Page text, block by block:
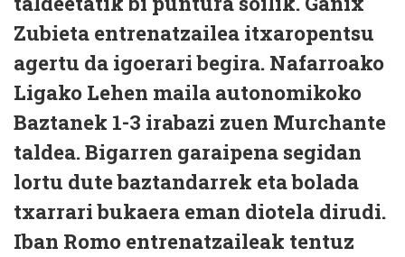
Zubieta entrenatzailea itxaropentsu
agertu da igoerari begira. Nafarroako
Ligako Lehen maila autonomikoko
Baztanek 1-3 irabazi zuen Murchante
taldea. Bigarren garaipena segidan
lortu dute baztandarrek eta bolada
txarrari bukaera eman diotela dirudi.
Iban Romo entrenatzaileak tentuz